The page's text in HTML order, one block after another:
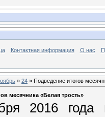
Контактная информация О нас
» 24 » Подведение итогов
месячника «Белая трость»
2016 года